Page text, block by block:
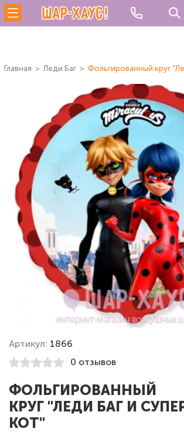
Главная Леди Баг Фольгированный круг
Артикул: 1866
0 отзывов
ФОЛЬГИРОВАННЫЙ
КРУГ "ЛЕДИ БАГ И
КОТ"